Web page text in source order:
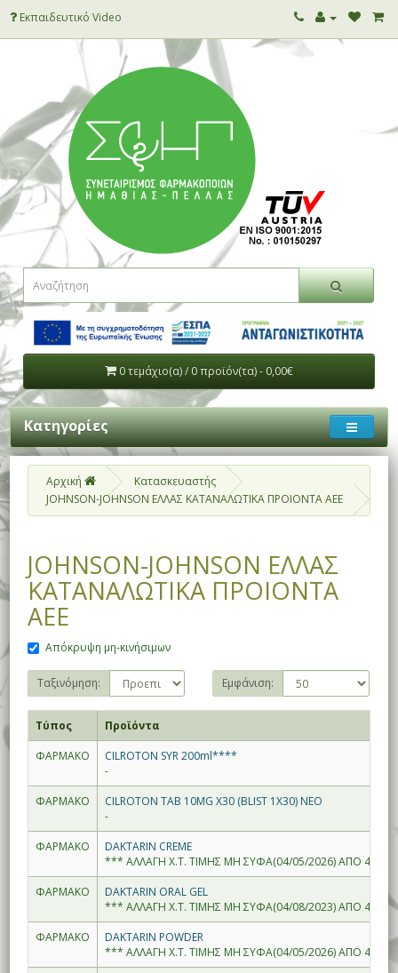
Εκπαιδευτικό Video
0 τεμάχιο(α) / 0 προϊόν(τα) - 0,00€
Κατηγορίες
Αρχική
Κατασκευαστής
JOHNSON-JOHNSON ΕΛΛΑΣ ΚΑΤΑΝΑΛΩΤΙΚΑ ΠΡΟΙΟΝΤΑ ΑΕΕ
JOHNSON-JOHNSON ΕΛΛΑΣ
ΚΑΤΑΝΑΛΩΤΙΚΑ ΠΡΟΙΟΝΤΑ
ΑΕΕ
Απόκρυψη μη-κινήσιμων
Ταξινόμηση: Εμφάνιση:
Τύπος
Προϊόντα
ΦΑΡΜΑΚΟ
CILROTON SYR 200ml****
-
ΦΑΡΜΑΚΟ
CILROTON TAB 10MG X30 (BLIST 1X30) ΝΕΟ
-
ΦΑΡΜΑΚΟ
DAKTARIN CREME
*** ΑΛΛΑΓΗ Χ.Τ. ΤΙΜΗΣ ΜΗ ΣΥΦΑ(04/05/2026) ΑΠΟ 4.86--
ΦΑΡΜΑΚΟ
DAKTARIN ORAL GEL
*** ΑΛΛΑΓΗ Χ.Τ. ΤΙΜΗΣ ΜΗ ΣΥΦΑ(04/08/2023) ΑΠΟ 4.40--
ΦΑΡΜΑΚΟ
DAKTARIN POWDER
*** ΑΛΛΑΓΗ Χ.Τ. ΤΙΜΗΣ ΜΗ ΣΥΦΑ(04/05/2026) ΑΠΟ 4.33--